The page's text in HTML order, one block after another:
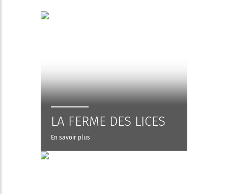
LA FERME DES LICES
En savoir plus